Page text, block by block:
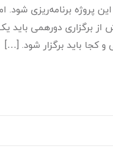
پروژه برنامه‌ریزی شود.
از برگزاری دورهمی
کجا باید برگزار شود. […]